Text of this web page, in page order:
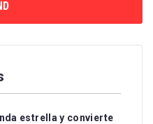
estrella y convierte